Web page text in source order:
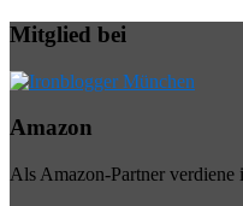
Mitglied bei
Amazon
Als Amazon-Partner